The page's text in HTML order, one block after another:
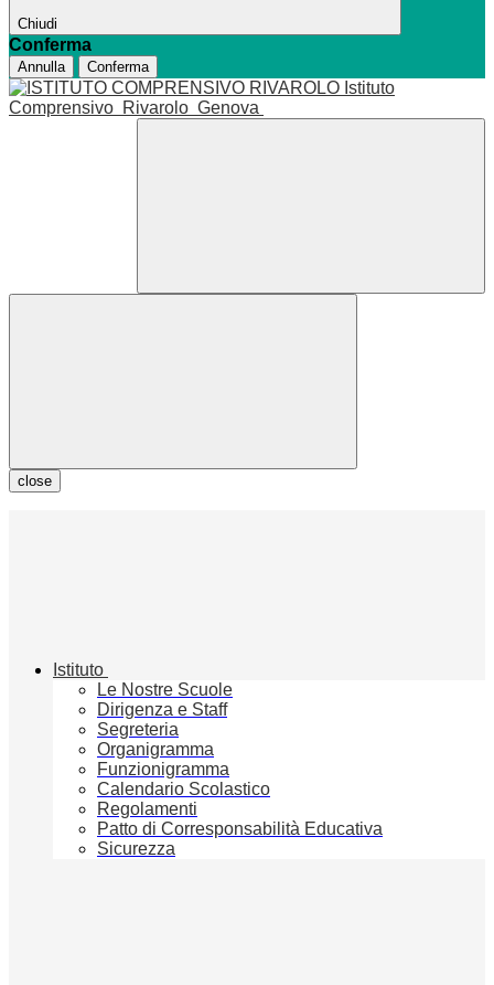
Chiudi
Conferma
Annulla Conferma
Istituto
Comprensivo Rivarolo Genova
close
Istituto
Le Nostre Scuole
Dirigenza e Staff
Segreteria
Organigramma
Funzionigramma
Calendario Scolastico
Regolamenti
Patto di Corresponsabilità Educativa
Sicurezza